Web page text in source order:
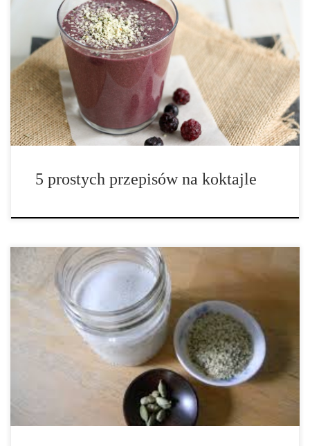
Może być chłodno na zewnątrz, ale to nie znaczy, że to nie jest
dobry czas na koktajl. Koktajle są łatwe do wykonania i za razem
świetne na to, aby połączyć różnorodne zdrowe smaki w jeden,
bogaty w wartości odżywcze posiłek. […]
5 prostych przepisów na koktajle
Korzyści zdrowotne wynikające ze stosowania balsamu konopnego
są liczne, począwszy od przyjaznych dla skóry witamin i
niezbędnych kwasów tłuszczowych. Podobnie jak inne produkty
produkty konopne (nasiona konopi i mleko konopne to znaczące
przykłady), balsam konopny zauważalnie zyskuje wzrost